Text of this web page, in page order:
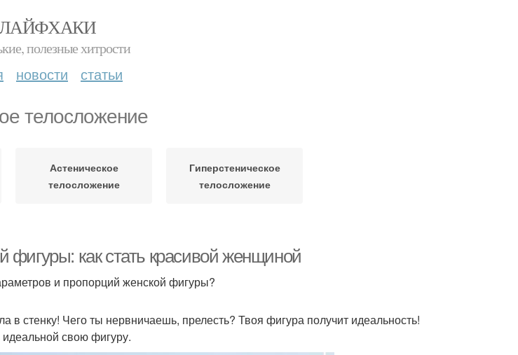
полезные хитрости
новости статьи
телосложение
Астеническое
телосложение
Гиперстеническое
телосложение
фигуры: как стать красивой женщиной
и пропорций женской фигуры?
в стенку! Чего ты нервничаешь, прелесть? Твоя фигура получит идеальность!
свою фигуру.